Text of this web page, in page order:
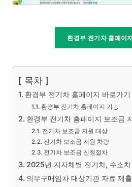
환경부 전기차 홈페이
[ 목차 ]
환경부 전기차 홈페이지 바로가기
환경부 전기차 홈페이지 기능
환경부 전기차 홈페이지 보조금
전기차 보조금 지원 대상
전기차 보조금 지원 차량
전기차 보조금 신청절차
2025년 지자체별 전기차, 수소
의무구매임차 대상기관 자료 제